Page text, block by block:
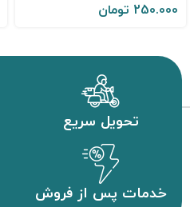
250.000 تومان
تحویل سریع
خدمات پس از فروش